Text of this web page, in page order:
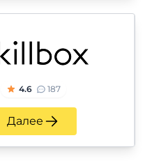
4.6 187
Далее